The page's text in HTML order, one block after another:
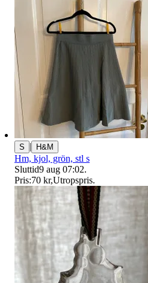
S | H&M
Hm, kjol, grön, stl s
Sluttid9 aug 07:02.
Pris:70 kr,Utropspris.